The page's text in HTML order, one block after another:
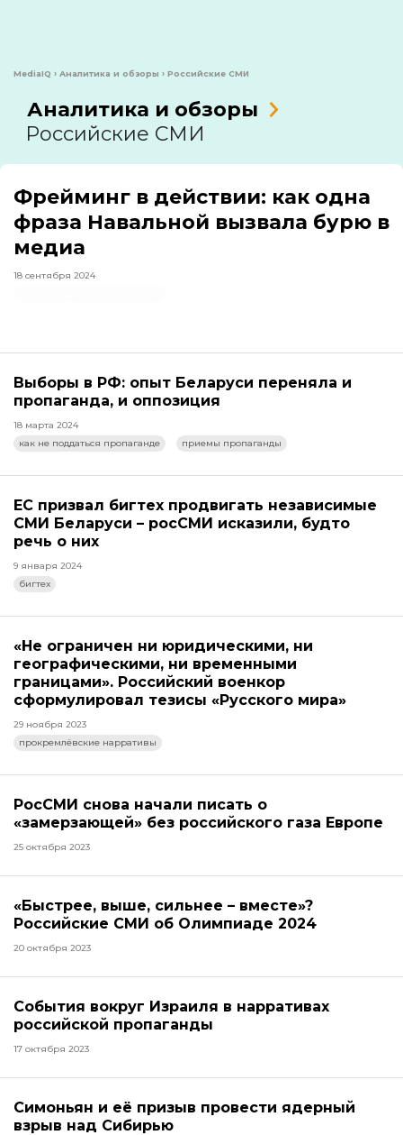
MediaIQ › Аналитика и обзоры › Российские СМИ
Аналитика и обзоры
Российские СМИ
Фрейминг в действии: как одна
фраза Навальной вызвала бурю в
медиа
18 сентября 2024
Выборы в РФ: опыт Беларуси переняла и
пропаганда, и оппозиция
18 марта 2024
как не поддаться пропаганде
приемы пропаганды
ЕС призвал бигтех продвигать независимые
СМИ Беларуси – росСМИ исказили, будто
речь о них
9 января 2024
бигтех
«Не ограничен ни юридическими, ни
географическими, ни временными
границами». Российский военкор
сформулировал тезисы «Русского мира»
29 ноября 2023
прокремлёвские нарративы
РосСМИ снова начали писать о
«замерзающей» без российского газа Европе
25 октября 2023
«Быстрее, выше, сильнее – вместе»?
Российские СМИ об Олимпиаде 2024
20 октября 2023
События вокруг Израиля в нарративах
российской пропаганды
17 октября 2023
Симоньян и её призыв провести ядерный
взрыв над Сибирью